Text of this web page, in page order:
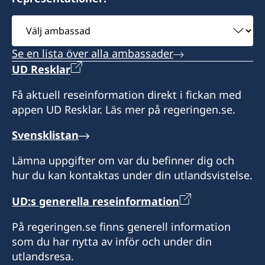
Mr Moshe Krispin
Haifa 31334
Israel
Honorärkonsul
Välj
ambassad
Se en lista över alla ambassader
UD Resklar
Få aktuell reseinformation direkt i fickan med
appen UD Resklar. Läs mer på regeringen.se.
Svensklistan
Lämna uppgifter om var du befinner dig och
hur du kan kontaktas under din utlandsvistelse.
UD:s generella reseinformation
På regeringen.se finns generell information
som du har nytta av inför och under din
utlandsresa.